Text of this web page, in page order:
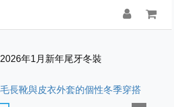
2026年1月新年尾牙冬裝